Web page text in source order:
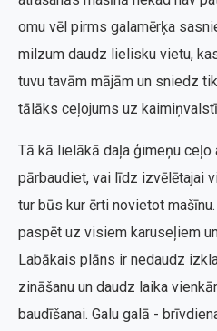
omu vēl pirms galamērķa
milzum daudz lielisku vietu,
tuvu tavām mājām un sniedz
tālāks ceļojums uz
Tā kā lielākā daļa ģimeņu ceļo
pārbaudiet, vai līdz izvēlētajai
tur būs kur ērti novietot
paspēt uz visiem karuseļiem
Labākais plāns ir nedaudz
zināšanu un daudz laika
baudīšanai. Galu galā -